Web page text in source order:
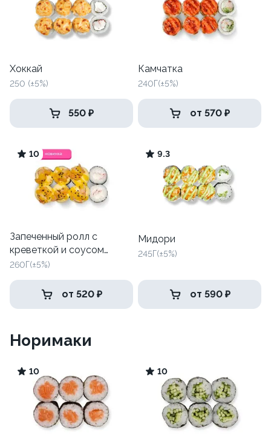
Хоккай
250 (±5%)
550 ₽
Камчатка
240Г(±5%)
от 570 ₽
10
Запеченный ролл с
креветкой и соусом
манго
260Г(±5%)
от 520 ₽
9.3
Мидори
245Г(±5%)
от 590 ₽
Норимаки
10 10